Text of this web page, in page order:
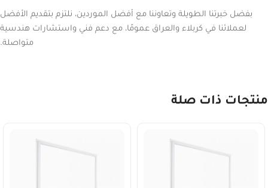
بفضل خبرتنا الطويلة وتعاوننا مع أفضل الموردين، نلتزم بتقديم الأفضل
لعملائنا في كربلاء والعراق عمومًا، مع دعم فني واستشارات هندسية
متواصلة.
منتجات ذات صلة